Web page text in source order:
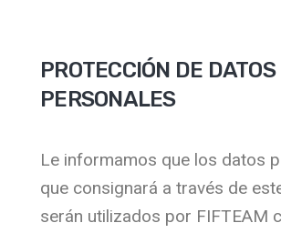
PROTECCIÓN DE DATOS
PERSONALES
Le informamos que los datos
que consignará a través de
serán utilizados por FIFTEAM